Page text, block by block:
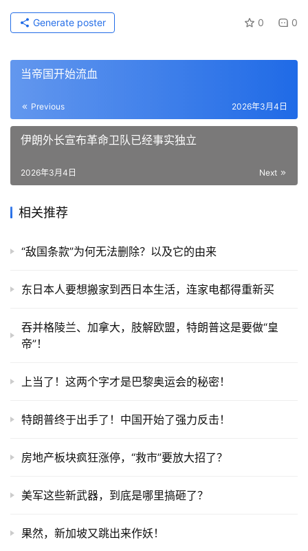
0 0
Generate poster
当帝国开始流血
Previous 2026年3月4日
伊朗外长宣布革命卫队已经事实独立
Next
2026年3月4日
相关推荐
“敌国条款”为何无法删除？以及它的由来
东日本人要想搬家到西日本生活，连家电都得重新买
吞并格陵兰、加拿大，肢解欧盟，特朗普这是要做“皇
帝”！
上当了！这两个字才是巴黎奥运会的秘密！
特朗普终于出手了！中国开始了强力反击！
房地产板块疯狂涨停，“救市”要放大招了？
美军这些新武器，到底是哪里搞砸了？
果然，新加坡又跳出来作妖！